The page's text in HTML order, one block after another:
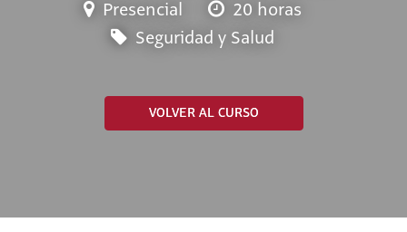
Presencial
20 horas
Seguridad y Salud
VOLVER AL CURSO